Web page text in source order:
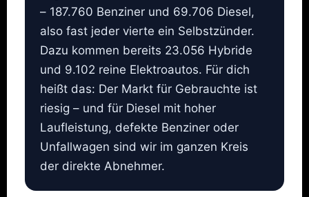
– 187.760 Benziner und 69.706 Diesel,
also fast jeder vierte ein Selbstzünder.
Dazu kommen bereits 23.056 Hybride
und 9.102 reine Elektroautos. Für dich
heißt das: Der Markt für Gebrauchte ist
riesig – und für Diesel mit hoher
Laufleistung, defekte Benziner oder
Unfallwagen sind wir im ganzen Kreis
der direkte Abnehmer.